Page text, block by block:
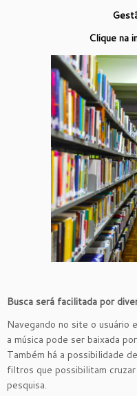
Clique na
Busca será facilitada por
Navegando no site o usuário
a música pode ser baixada
Também há a possibilidade
filtros que possibilitam
pesquisa.